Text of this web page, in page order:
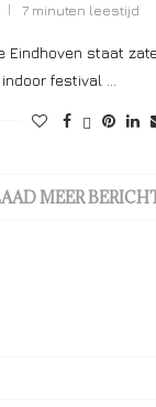
7 minuten leestijd
Eindhoven staat
festival …
MEER